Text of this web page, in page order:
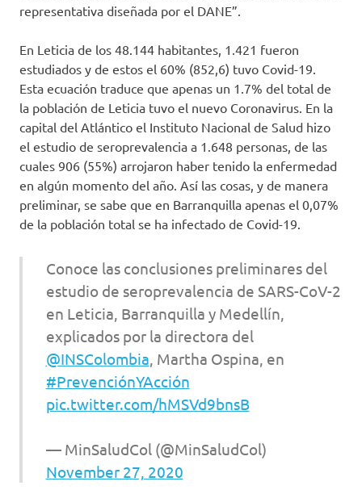
representativa diseñada por el DANE”.
En Leticia de los 48.144 habitantes, 1.421 fueron
estudiados y de estos el 60% (852,6) tuvo Covid-19.
Esta ecuación traduce que apenas un 1.7% del total de
la población de Leticia tuvo el nuevo Coronavirus. En la
capital del Atlántico el Instituto Nacional de Salud hizo
el estudio de seroprevalencia a 1.648 personas, de las
cuales 906 (55%) arrojaron haber tenido la enfermedad
en algún momento del año. Así las cosas, y de manera
preliminar, se sabe que en Barranquilla apenas el 0,07%
de la población total se ha infectado de Covid-19.
Conoce las conclusiones preliminares del
estudio de seroprevalencia de SARS-CoV-2
en Leticia, Barranquilla y Medellín,
explicados por la directora del
@INSColombia , Martha Ospina, en
#PrevenciónYAcción
pic.twitter.com/hMSVd9bnsB
— MinSaludCol (@MinSaludCol)
November 27, 2020